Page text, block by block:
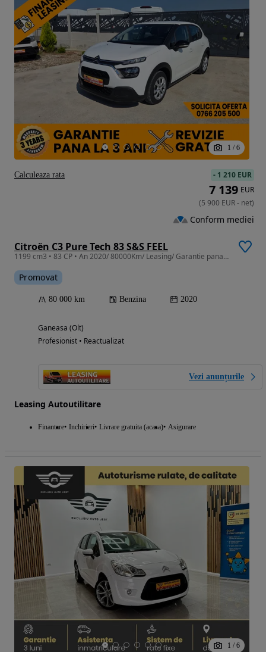
1 / 6
Citroën C3 Pure Tech 83 S&S FEEL
1199 cm3 • 83 CP • An 2020/ 80000Km/ Leasing/ Garantie pana la 3ani fara limita Km
Promovat
80 000 km Benzina 2020
Ganeasa (Olt)
Profesionist • Reactualizat
Vezi anunțurile
Leasing Autoutilitare
Finantare Inchirieri Livrare gratuita (acasa) Asigurare
- 1 210 EUR
7 139 EUR
(5 900 EUR- net)
Conform mediei
Calculeaza rata
1 / 6